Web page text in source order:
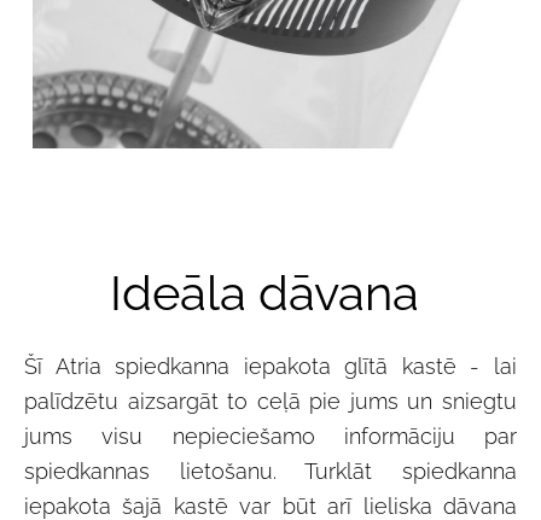
Ideāla dāvana
Šī Atria spiedkanna iepakota glītā kastē - lai
palīdzētu aizsargāt to ceļā pie jums un sniegtu
jums visu nepieciešamo informāciju par
spiedkannas lietošanu. Turklāt spiedkanna
iepakota šajā kastē var būt arī lieliska dāvana